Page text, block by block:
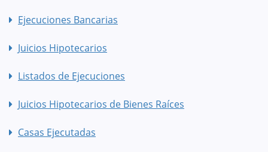
Ejecuciones Bancarias
Juicios Hipotecarios
Listados de Ejecuciones
Juicios Hipotecarios de Bienes Raíces
Casas Ejecutadas